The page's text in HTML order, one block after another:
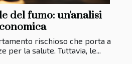
del fumo: un'analisi
rischioso che porta a
per la salute. Tuttavia, le...